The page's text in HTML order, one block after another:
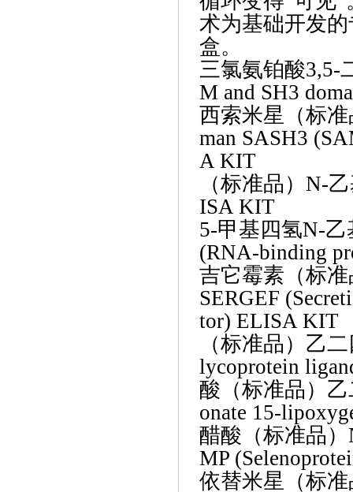
术为基础开发
盒。
三氯氨铂酸3,5-
M and SH3
西索米星（标
man SASH3
A KIT
（标准品） N-乙
ISA KIT
5-甲基四氢N-乙
(RNA-binding
吉它霉素（标
SERGEF
tor) ELISA KIT
（标准品）乙
lycoprotein
酸（标准品）
onate 15-
醋酸（标准品）
MP
依替米星（标